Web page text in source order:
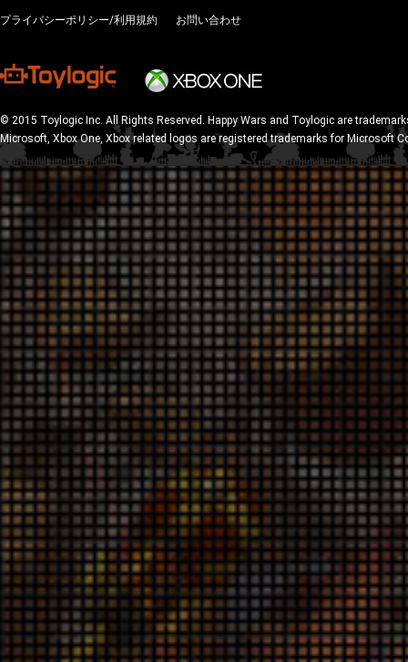
プライバシーポリシー/利用規約 お問い合わせ
© 2015 Toylogic Inc. All Rights Reserved. Happy Wars and Toylogic are
Microsoft, Xbox One, Xbox related logos are registered trademarks for Microsoft